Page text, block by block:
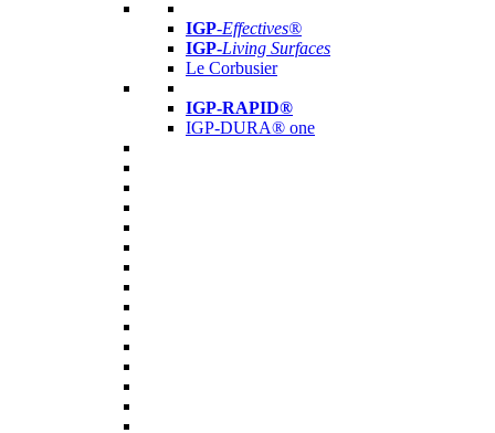
IGP-Effectives®
IGP-Living Surfaces
Le Corbusier
IGP-RAPID®
IGP-DURA® one